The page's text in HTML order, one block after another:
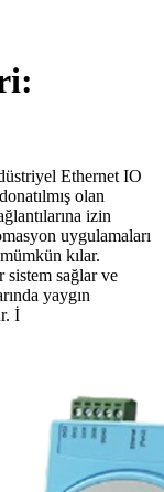
Ethernet IO
olan
izin
uygulamaları
kılar.
sistem sağlar ve
yaygın
İ